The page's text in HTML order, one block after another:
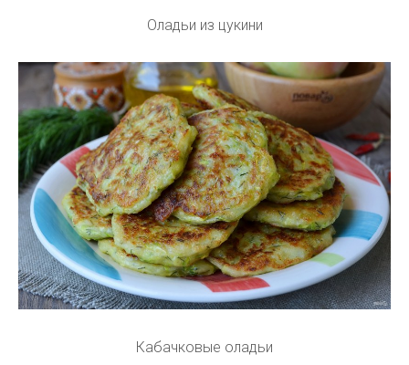
Оладьи из цукини
Кабачковые оладьи